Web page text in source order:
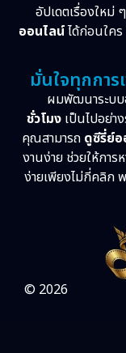
อัปเดตเรื่องใหม่
ออนไลน์ได้ก่อนใคร
มั่นใจทุกการ
ผมพัฒนาระบบ
ชั่วโมงเป็นไปอย่า
คุณสามารถ ดูซีรี่ย์
งานง่าย ช่วยให้การ
ง่ายเพียงไม่กี่คลิก
© 2026